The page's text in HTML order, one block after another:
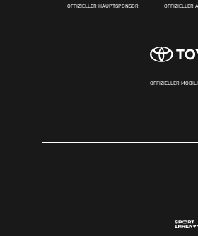
OFFIZIELLER HAUPTSPONSOR OFFIZIELLER
OFFIZIELLER